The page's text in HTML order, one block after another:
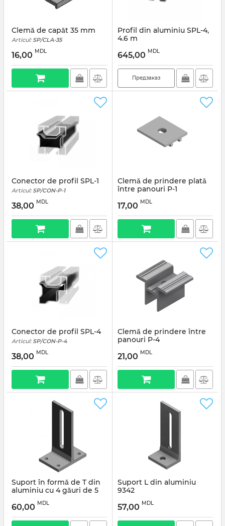
Clemă de capăt 35 mm
Articul: SP/CLA-35
16,00 MDL
Profil din aluminiu SPL-4,
4.6 m
SP/PAL-4
645,00 MDL
Предзаказ
Conector de profil SPL-1
Articul: SP/CON-P-1
38,00 MDL
Clemă de prindere plată
între panouri P-1
SP/CLA-P-1
17,00 MDL
Conector de profil SPL-4
Articul: SP/CON-P-4
38,00 MDL
Clemă de prindere între
panouri P-4
SP/CLA-P-4
21,00 MDL
Suport în formă de T din
aluminiu cu 4 găuri de 5
Articul: SP/SUP-A/T-4
60,00 MDL
Suport L din aluminiu
9342
SP/SUP-A/L
57,00 MDL